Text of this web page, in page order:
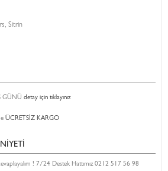
Sitrin
GÜNÜ detay için tıklayınız
ÜCRETSİZ KARGO
cevaplayalım ! 7/24 Destek Hattımız 0212 517 56 98